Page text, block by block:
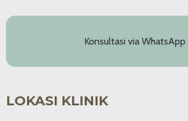
Konsultasi via WhatsApp
LOKASI KLINIK